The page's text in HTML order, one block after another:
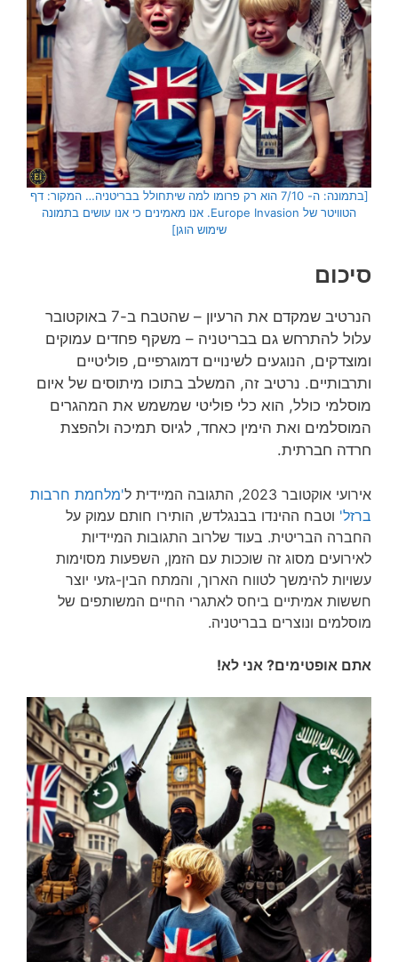
[בתמונה: ה- 7/10 הוא רק פרומו למה שיתחולל בבריטניה… המקור: דף
הטוויטר של Europe Invasion. אנו מאמינים כי אנו עושים בתמונה
שימוש הוגן]
סיכום
הנרטיב שמקדם את הרעיון – שהטבח ב-7 באוקטובר
עלול להתרחש גם בבריטניה – משקף פחדים עמוקים
ומוצדקים, הנוגעים לשינויים דמוגרפיים, פוליטיים
ותרבותיים. נרטיב זה, המשלב בתוכו מיתוסים של איום
מוסלמי כולל, הוא כלי פוליטי שמשמש את המהגרים
המוסלמים ואת הימין כאחד, לגיוס תמיכה ולהפצת
חרדה חברתית.
אירועי אוקטובר 2023, התגובה המיידית ל
'מלחמת חרבות
ברזל' וטבח ההינדו בבנגלדש, הותירו חותם עמוק על
החברה הבריטית. בעוד שלרוב התגובות המיידיות
לאירועים מסוג זה שוככות עם הזמן, השפעות מסוימות
עשויות להימשך לטווח הארוך, והמתח הבין-גזעי יוצר
חששות אמיתיים ביחס לאתגרי החיים המשותפים של
מוסלמים ונוצרים בבריטניה.
אתם אופטימים? אני לא!